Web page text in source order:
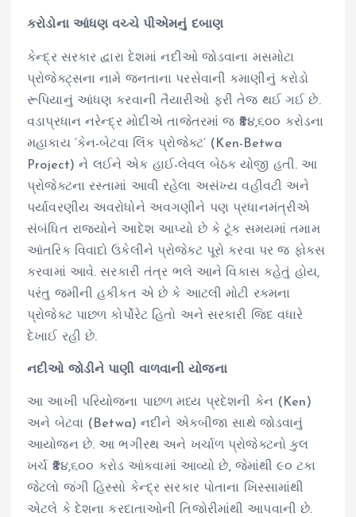
કરોડોના આંધણ વચ્ચે પીએમનું દબાણ
કેન્દ્ર સરકાર દ્વારા દેશમાં નદીઓ જોડવાના મસમોટા
પ્રોજેક્ટ્સના નામે જનતાના પરસેવાની કમાણીનું કરોડો
રૂપિયાનું આંધણ કરવાની તૈયારીઓ ફરી તેજ થઈ ગઈ છે.
વડાપ્રધાન નરેન્દ્ર મોદીએ તાજેતરમાં જ ₹૪૪,૬૦૦ કરોડના
મહાકાય ‘કેન-બેટવા લિંક પ્રોજેક્ટ’ (Ken-Betwa
Project) ને લઈને એક હાઈ-લેવલ બેઠક યોજી હતી. આ
પ્રોજેક્ટના રસ્તામાં આવી રહેલા અસંખ્ય વહીવટી અને
પર્યાવરણીય અવરોધોને અવગણીને પણ પ્રધાનમંત્રીએ
સંબંધિત રાજ્યોને આદેશ આપ્યો છે કે ટૂંક સમયમાં તમામ
આંતરિક વિવાદો ઉકેલીને પ્રોજેક્ટ પૂરો કરવા પર જ ફોકસ
કરવામાં આવે. સરકારી તંત્ર ભલે આને વિકાસ કહેતું હોય,
પરંતુ જમીની હકીકત એ છે કે આટલી મોટી રકમના
પ્રોજેક્ટ પાછળ કોર્પોરેટ હિતો અને સરકારી જિદ વધારે
દેખાઈ રહી છે.
નદીઓ જોડીને પાણી વાળવાની યોજના
આ આખી પરિયોજના પાછળ મધ્ય પ્રદેશની કેન (Ken)
અને બેટવા (Betwa) નદીને એકબીજા સાથે જોડવાનું
આયોજન છે. આ ભગીરથ અને ખર્ચાળ પ્રોજેક્ટનો કુલ
ખર્ચ ₹૪૪,૬૦૦ કરોડ આંકવામાં આવ્યો છે, જેમાંથી ૯૦ ટકા
જેટલો જંગી હિસ્સો કેન્દ્ર સરકાર પોતાના ખિસ્સામાંથી
એટલે કે દેશના કરદાતાઓની તિજોરીમાંથી આપવાની છે.